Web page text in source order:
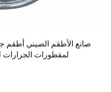
لمقطورات الجرارات